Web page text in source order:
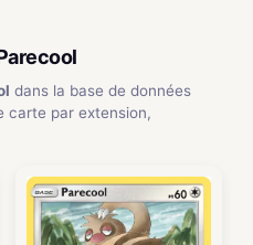
dans la base de données
carte par extension,